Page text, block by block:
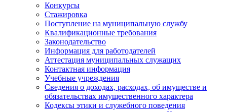
Конкурсы
Стажировка
Поступление на муниципальную службу
Квалификационные требования
Законодательство
Информация для работодателей
Аттестация муниципальных служащих
Контактная информация
Учебные учреждения
Сведения о доходах, расходах, об имуществе и
обязательствах имущественного характера
Кодексы этики и служебного поведения